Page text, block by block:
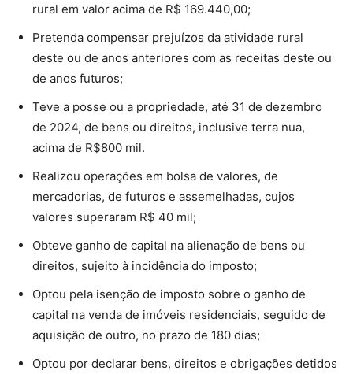
rural em valor acima de R$ 169.440,00;
Pretenda compensar prejuízos da atividade rural
deste ou de anos anteriores com as receitas deste ou
de anos futuros;
Teve a posse ou a propriedade, até 31 de dezembro
de 2024, de bens ou direitos, inclusive terra nua,
acima de R$800 mil.
Realizou operações em bolsa de valores, de
mercadorias, de futuros e assemelhadas, cujos
valores superaram R$ 40 mil;
Obteve ganho de capital na alienação de bens ou
direitos, sujeito à incidência do imposto;
Optou pela isenção de imposto sobre o ganho de
capital na venda de imóveis residenciais, seguido de
aquisição de outro, no prazo de 180 dias;
Optou por declarar bens, direitos e obrigações detidos